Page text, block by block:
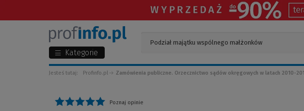
Kategorie
Jesteś tutaj: Profinfo.pl Zamówienia publiczne. Orzecznictwo sądów okręgowych w latach 2010-
Poznaj opinie